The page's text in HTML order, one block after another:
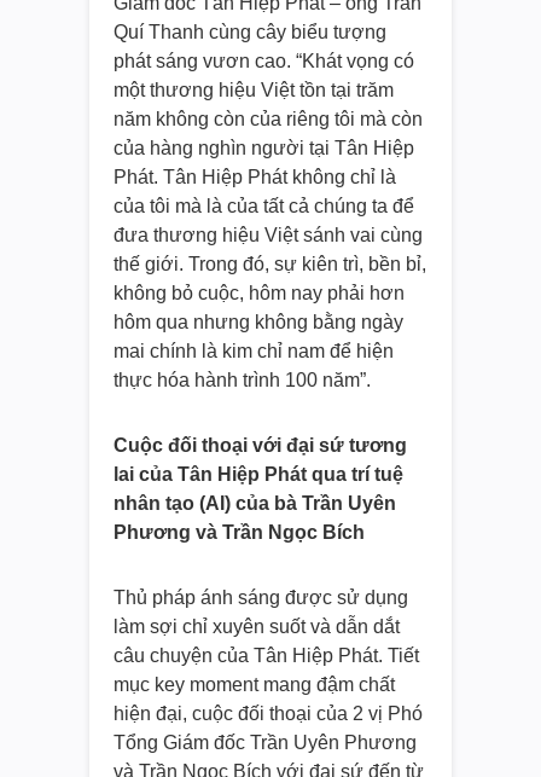
Quí Thanh cùng cây biểu tượng
phát sáng vươn cao. “Khát vọng có
một thương hiệu Việt tồn tại trăm
năm không còn của riêng tôi mà còn
của hàng nghìn người tại Tân Hiệp
Phát. Tân Hiệp Phát không chỉ là
của tôi mà là của tất cả chúng ta để
đưa thương hiệu Việt sánh vai cùng
thế giới. Trong đó, sự kiên trì, bền bỉ,
không bỏ cuộc, hôm nay phải hơn
hôm qua nhưng không bằng ngày
mai chính là kim chỉ nam để hiện
thực hóa hành trình 100 năm”.
Cuộc đối thoại với đại sứ tương
lai của Tân Hiệp Phát qua trí tuệ
nhân tạo (AI) của bà Trần Uyên
Phương và Trần Ngọc Bích
Thủ pháp ánh sáng được sử dụng
làm sợi chỉ xuyên suốt và dẫn dắt
câu chuyện của Tân Hiệp Phát. Tiết
mục key moment mang đậm chất
hiện đại, cuộc đối thoại của 2 vị Phó
Tổng Giám đốc Trần Uyên Phương
và Trần Ngọc Bích với đại sứ đến từ